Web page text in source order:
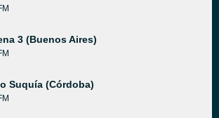
3 (Buenos Aires)
Suquía (Córdoba)